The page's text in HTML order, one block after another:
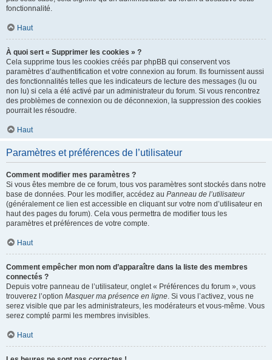
fonctionnalité.
Haut
À quoi sert « Supprimer les cookies » ?
Cela supprime tous les cookies créés par phpBB qui conservent vos
paramètres d’authentification et votre connexion au forum. Ils fournissent aussi
des fonctionnalités telles que les indicateurs de lecture des messages (lu ou
non lu) si cela a été activé par un administrateur du forum. Si vous rencontrez
des problèmes de connexion ou de déconnexion, la suppression des cookies
pourrait les résoudre.
Haut
Paramètres et préférences de l’utilisateur
Comment modifier mes paramètres ?
Si vous êtes membre de ce forum, tous vos paramètres sont stockés dans notre
base de données. Pour les modifier, accédez au Panneau de l’utilisateur
(généralement ce lien est accessible en cliquant sur votre nom d’utilisateur en
haut des pages du forum). Cela vous permettra de modifier tous les
paramètres et préférences de votre compte.
Haut
Comment empêcher mon nom d’apparaître dans la liste des membres
connectés ?
Depuis votre panneau de l’utilisateur, onglet « Préférences du forum », vous
trouverez l’option Masquer ma présence en ligne. Si vous l’activez, vous ne
serez visible que par les administrateurs, les modérateurs et vous-même. Vous
serez compté parmi les membres invisibles.
Haut